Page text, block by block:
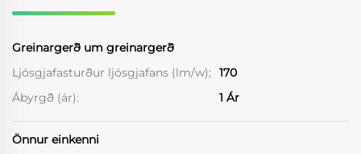
Greinargerð um greinargerð
Ljósgjafasturður ljósgjafans (lm/w);
170
Ábyrgð (ár):
1 Ár
Önnur einkenni